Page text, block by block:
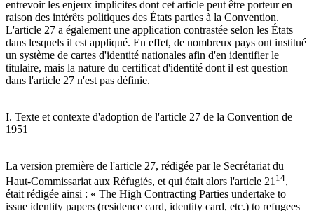
entrevoir les enjeux implicites dont cet article peut être porteur en
raison des intérêts politiques des États parties à la Convention.
L'article 27 a également une application contrastée selon les États
dans lesquels il est appliqué. En effet, de nombreux pays ont institué
un système de cartes d'identité nationales afin d'en identifier le
titulaire, mais la nature du certificat d'identité dont il est question
dans l'article 27 n'est pas définie.
I. Texte et contexte d'adoption de l'article 27 de la Convention de
1951
La version première de l'article 27, rédigée par le Secrétariat du
Haut-Commissariat aux Réfugiés, et qui était alors l'article 21 14,
était rédigée ainsi : « The High Contracting Parties undertake to
issue identity papers (residence card, identity card, etc.) to refugees